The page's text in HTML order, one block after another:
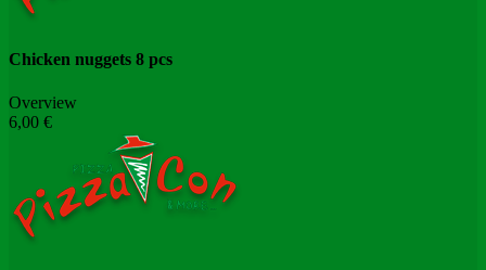
Chicken nuggets 8 pcs
Overview
6,00 €